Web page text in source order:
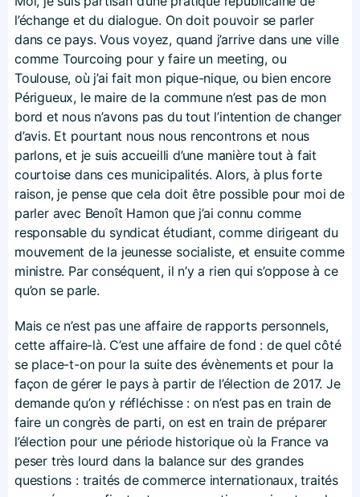
l’échange et du dialogue. On doit pouvoir se parler
dans ce pays. Vous voyez, quand j’arrive dans une ville
comme Tourcoing pour y faire un meeting, ou
Toulouse, où j’ai fait mon pique-nique, ou bien encore
Périgueux, le maire de la commune n’est pas de mon
bord et nous n’avons pas du tout l’intention de changer
d’avis. Et pourtant nous nous rencontrons et nous
parlons, et je suis accueilli d’une manière tout à fait
courtoise dans ces municipalités. Alors, à plus forte
raison, je pense que cela doit être possible pour moi de
parler avec Benoît Hamon que j’ai connu comme
responsable du syndicat étudiant, comme dirigeant du
mouvement de la jeunesse socialiste, et ensuite comme
ministre. Par conséquent, il n’y a rien qui s’oppose à ce
qu’on se parle.
Mais ce n’est pas une affaire de rapports personnels,
cette affaire-là. C’est une affaire de fond : de quel côté
se place-t-on pour la suite des évènements et pour la
façon de gérer le pays à partir de l’élection de 2017. Je
demande qu’on y réfléchisse : on n’est pas en train de
faire un congrès de parti, on est en train de préparer
l’élection pour une période historique où la France va
peser très lourd dans la balance sur des grandes
questions : traités de commerce internationaux, traités